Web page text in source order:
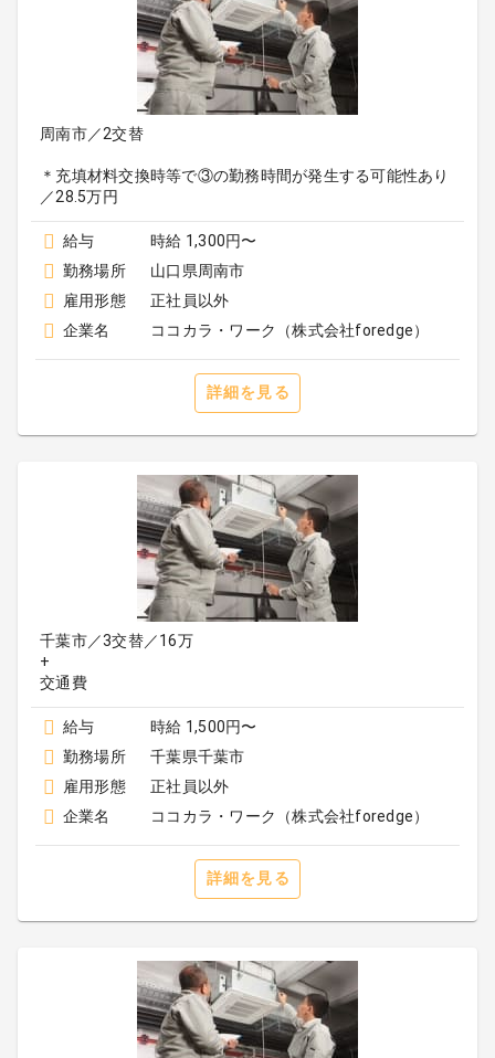
周南市／2交替
＊充填材料交換時等で③の勤務時間が発生する可能性あり
／28.5万円
給与
時給 1,300円〜
勤務場所
山口県周南市
雇用形態
正社員以外
企業名
ココカラ・ワーク（株式会社foredge）
詳細を見る
千葉市／3交替／16万
+
交通費
給与
時給 1,500円〜
勤務場所
千葉県千葉市
雇用形態
正社員以外
企業名
ココカラ・ワーク（株式会社foredge）
詳細を見る